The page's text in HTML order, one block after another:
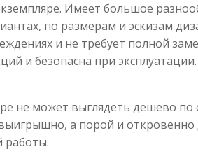
Имеет большое
по размерам и эскизам
и не требует полной
и безопасна при
не может выглядеть дешево по
а порой и
работы.